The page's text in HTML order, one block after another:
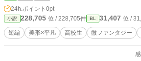
24h.ポイント 0pt
小説 228,705 位 / 228,705件 BL 31,407 位 /
短編 美形×平凡 高校生 微ファンタジー